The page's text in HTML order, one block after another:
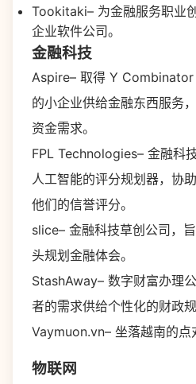
Tookitaki– 为金融服务职业
企业软件公司。
金融科技
Aspire– 取得 Y Combinator
的小企业供给金融东西服务
资金需求。
FPL Technologies– 金融科
人工智能的评分规划器，协
他们的信誉评分。
slice– 金融科技草创公司，
头规划金融体会。
StashAway– 数字财富办理
者的需求供给个性化的财政
Vaymuon.vn– 坐落越南的点
物联网